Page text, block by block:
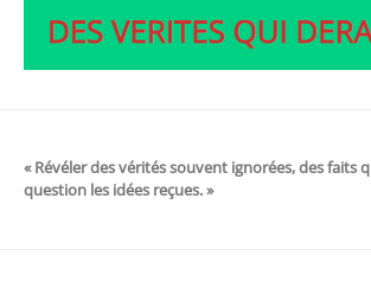
« Révéler des vérités souvent ignorées, des faits
question les idées reçues. »